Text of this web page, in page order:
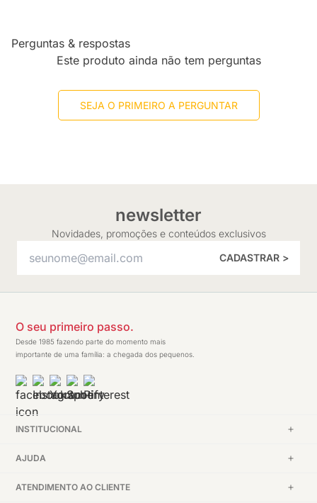
Perguntas & respostas
Este produto ainda não tem perguntas
SEJA O PRIMEIRO A PERGUNTAR
newsletter
Novidades, promoções e conteúdos exclusivos
CADASTRAR >
O seu primeiro passo.
Desde 1985 fazendo parte do momento mais
importante de uma família: a chegada dos pequenos.
INSTITUCIONAL
AJUDA
ATENDIMENTO AO CLIENTE